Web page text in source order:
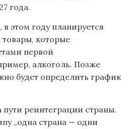
года.
этом году планируется
товары, которые
первой
алкоголь. Позже
будет определить график
реинтеграции страны.
„одна страна — одни